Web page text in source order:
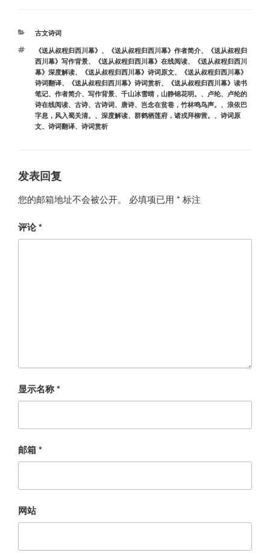
分
古文诗词
标
签
《送从叔程归西川幕》 、 《送从叔程归西川幕》作者简介、
《送从叔程归
西川幕》写作背景、 《送从叔程归西川幕》在线阅读、
《送从叔程归西川
幕》深度解读、 《送从叔程归西川幕》诗词原文、
《送从叔程归西川幕》
诗词翻译、 《送从叔程归西川幕》诗词赏析、
《送从叔程归西川幕》读书
笔记、 作者简介、 写作背景、 千山冰雪晴，山静锦花明。 、 卢纶、 卢纶的
诗在线阅读、 古诗、 古诗词、 唐诗、 岂念在贫巷，竹林鸣鸟声。 、 浪依巴
字息，风入蜀关清。 、 深度解读、 群鹤栖莲府，诸戎拜柳营。 、 诗词原
文、 诗词翻译、 诗词赏析
发表回复
您的邮箱地址不会被公开。 必填项已用 * 标注
评论*
显示名称*
邮箱*
网站